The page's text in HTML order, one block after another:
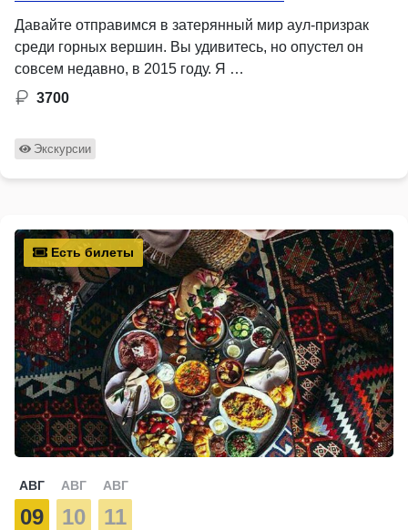
Давайте отправимся в затерянный мир аул-призрак
среди горных вершин. Вы удивитесь, но опустел он
совсем недавно, в 2015 году. Я …
3700
Экскурсии
Есть билеты
АВГ
09
АВГ
10
АВГ
11